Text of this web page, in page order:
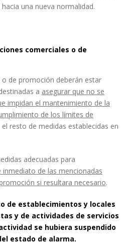
una nueva normalidad.
comerciales o de
de promoción deberán estar
a asegurar que no se
impidan el mantenimiento de la
de los límites de
resto de medidas establecidas en
adecuadas para
inmediato de las mencionadas
si resultara necesario.
de establecimientos y locales
y de actividades de servicios
se hubiera suspendido
estado de alarma.